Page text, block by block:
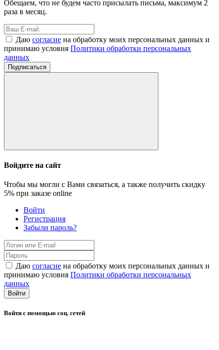
Обещаем, что не будем часто присылать письма, максимум 2
раза в месяц.
Даю согласие на обработку моих персональных данных и
принимаю условия Политики обработки персональных
данных
Подписаться
Войдите на сайт
Чтобы мы могли с Вами связаться, а также получить скидку
5% при заказе online
Войти
Регистрация
Забыли пароль?
Даю согласие на обработку моих персональных данных и
принимаю условия Политики обработки персональных
данных
Войти
Войти с помощью соц. сетей